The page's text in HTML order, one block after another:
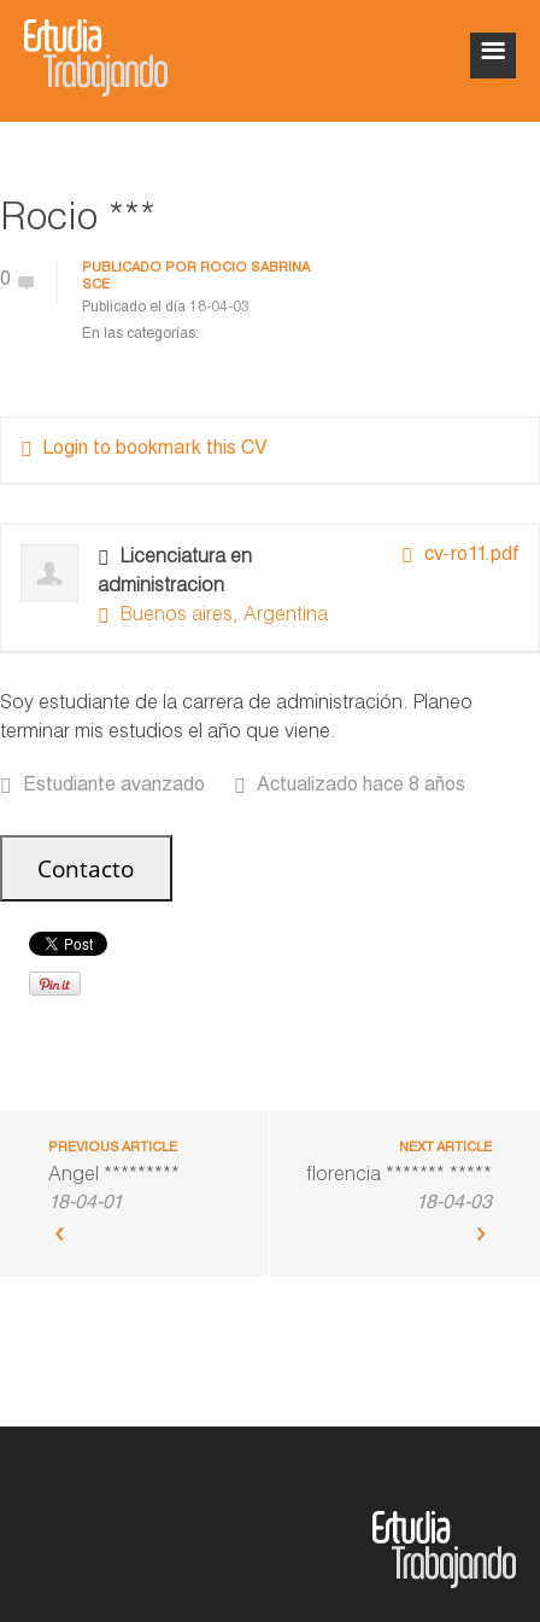
Rocio ***
0
PUBLICADO POR ROCIO SABRINA
SCE
Publicado el día 18-04-03
En las categorías:
Login to bookmark this CV
cv-ro11.pdf
Licenciatura en
administracion
Buenos aires, Argentina
Soy estudiante de la carrera de administración. Planeo
terminar mis estudios el año que viene.
Estudiante avanzado Actualizado hace 8 años
PREVIOUS ARTICLE
Angel *********
18-04-01
NEXT ARTICLE
florencia ******* *****
18-04-03